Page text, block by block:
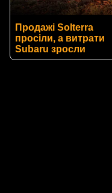
Продажі Solterra
просіли, а витрати
Subaru зросли